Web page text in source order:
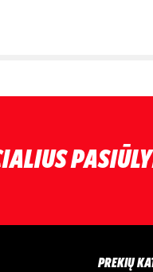
PREKIŲ